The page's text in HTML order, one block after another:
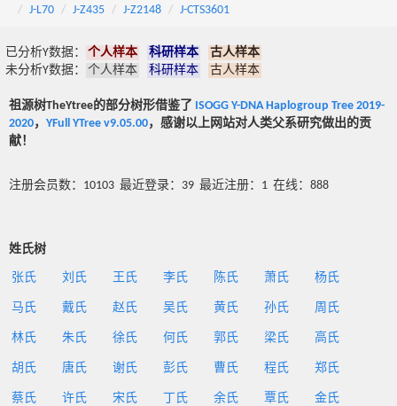
J-L70
J-Z435 J-Z2148 J-CTS3601
已分析Y数据： 个人样本 科研样本
古人样本
未分析Y数据：
个人样本 科研样本 古人样本
祖源树TheYtree的部分树形借鉴了 ISOGG Y-DNA Haplogroup Tree 2019-
2020， YFull YTree v9.05.00，感谢以上网站对人类父系研究做出的贡
献！
注册会员数：10103 最近登录：39 最近注册：1 在线：888
姓氏树
张氏 刘氏 王氏 李氏 陈氏 萧氏 杨氏
马氏 戴氏 赵氏 吴氏 黄氏 孙氏 周氏
林氏 朱氏 徐氏 何氏 郭氏 梁氏 高氏
胡氏 唐氏 谢氏 彭氏 曹氏 程氏 郑氏
蔡氏 许氏 宋氏 丁氏 余氏 覃氏 金氏